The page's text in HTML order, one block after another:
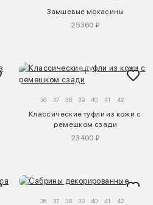
Замшевые мокасины
25360 ₽
36 37 38 39 40 41 42
Классические туфли из кожи с
ремешком сзади
23400 ₽
36 37 38 39 40 41 42